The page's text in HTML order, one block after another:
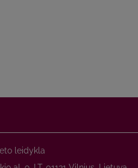
leidykla